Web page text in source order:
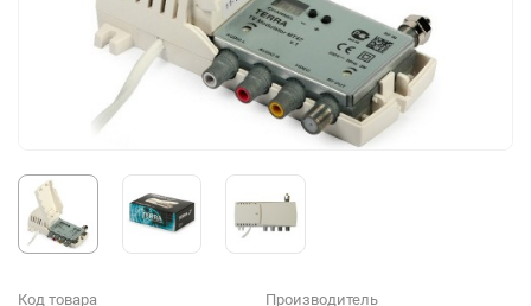
Код товара Производитель